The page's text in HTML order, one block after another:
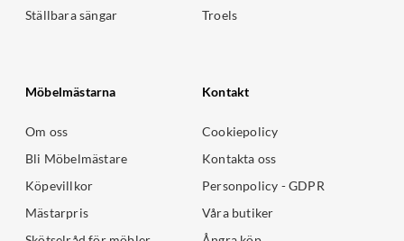
Ställbara sängar
Troels
Möbelmästarna
Om oss
Bli Möbelmästare
Köpevillkor
Mästarpris
Kontakt
Cookiepolicy
Kontakta oss
Personpolicy - GDPR
Våra butiker